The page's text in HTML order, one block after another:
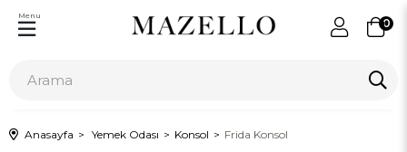
0
Menu
Anasayfa Yemek Odası Konsol Frida Konsol